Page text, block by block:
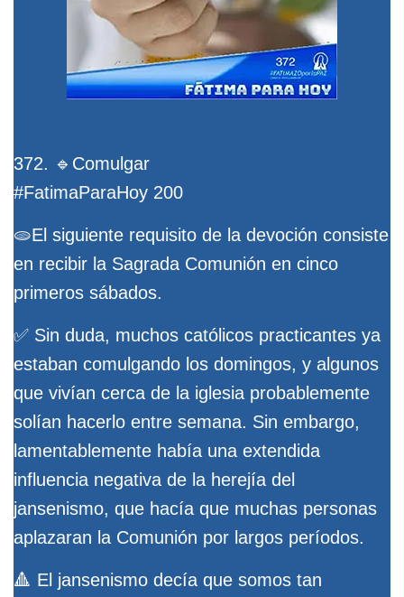
372. 🔹Comulgar
#FatimaParaHoy 200
🫓El siguiente requisito de la devoción consiste
en recibir la Sagrada Comunión en cinco
primeros sábados.
✅ Sin duda, muchos católicos practicantes ya
estaban comulgando los domingos, y algunos
que vivían cerca de la iglesia probablemente
solían hacerlo entre semana. Sin embargo,
lamentablemente había una extendida
influencia negativa de la herejía del
jansenismo, que hacía que muchas personas
aplazaran la Comunión por largos períodos.
🔺 El jansenismo decía que somos tan